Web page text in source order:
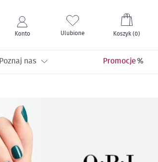
Konto Ulubione Koszyk (0)
Poznaj nas Promocje